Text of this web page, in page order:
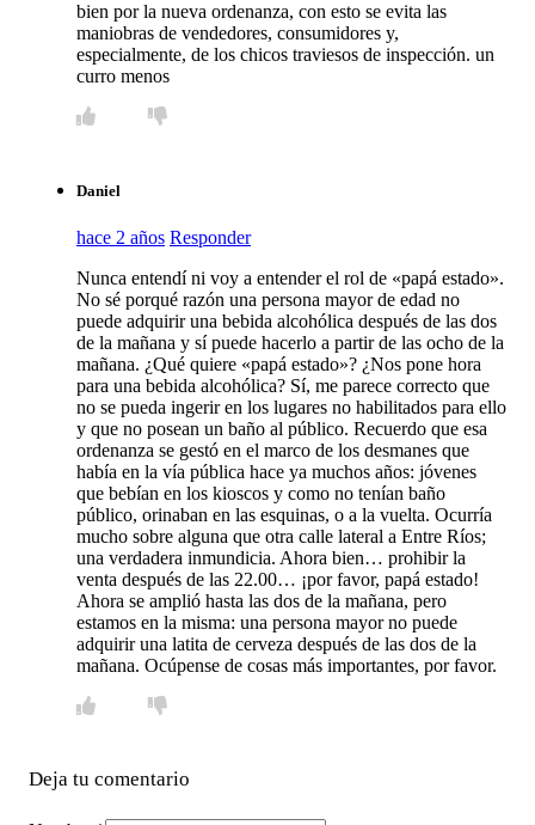
bien por la nueva ordenanza, con esto se evita las
maniobras de vendedores, consumidores y,
especialmente, de los chicos traviesos de inspección. un
curro menos
Daniel
hace 2 años Responder
Nunca entendí ni voy a entender el rol de «papá estado».
No sé porqué razón una persona mayor de edad no
puede adquirir una bebida alcohólica después de las dos
de la mañana y sí puede hacerlo a partir de las ocho de la
mañana. ¿Qué quiere «papá estado»? ¿Nos pone hora
para una bebida alcohólica? Sí, me parece correcto que
no se pueda ingerir en los lugares no habilitados para ello
y que no posean un baño al público. Recuerdo que esa
ordenanza se gestó en el marco de los desmanes que
había en la vía pública hace ya muchos años: jóvenes
que bebían en los kioscos y como no tenían baño
público, orinaban en las esquinas, o a la vuelta. Ocurría
mucho sobre alguna que otra calle lateral a Entre Ríos;
una verdadera inmundicia. Ahora bien… prohibir la
venta después de las 22.00… ¡por favor, papá estado!
Ahora se amplió hasta las dos de la mañana, pero
estamos en la misma: una persona mayor no puede
adquirir una latita de cerveza después de las dos de la
mañana. Ocúpense de cosas más importantes, por favor.
Deja tu comentario